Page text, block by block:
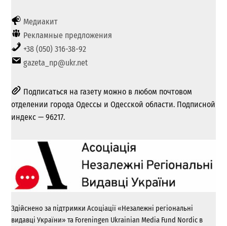
Медиакит
Рекламные предложения
+38 (050) 316-38-92
gazeta_np@ukr.net
Подписаться на газету можно в любом почтовом
отделении города Одессы и Одесской области. Подписной
индекс — 96217.
Здійснено за підтримки Асоціації «Незалежні регіональні
видавці України» та Foreningen Ukrainian Media Fund Nordic в